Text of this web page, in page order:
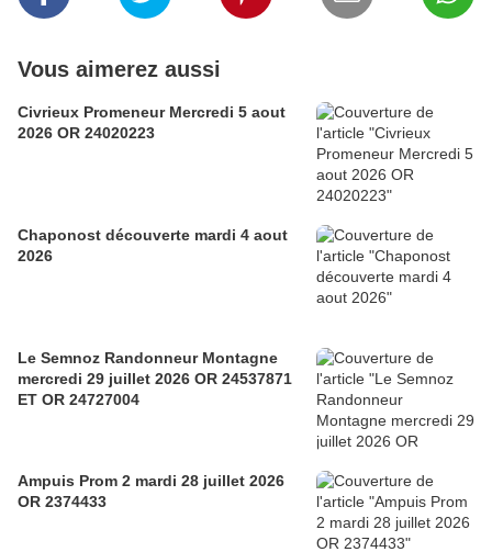
Vous aimerez aussi
Civrieux Promeneur Mercredi 5 aout
2026 OR 24020223
Chaponost découverte mardi 4 aout
2026
Le Semnoz Randonneur Montagne
mercredi 29 juillet 2026 OR 24537871
ET OR 24727004
Ampuis Prom 2 mardi 28 juillet 2026
OR 2374433